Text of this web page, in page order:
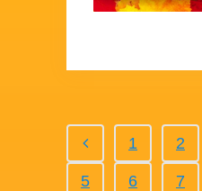
1 2
5 6 7